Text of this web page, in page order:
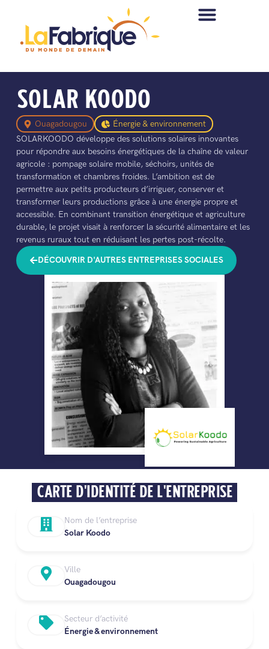
SOLAR KOODO
Ouagadougou
Énergie & environnement
SOLARKOODO développe des solutions solaires innovantes
pour répondre aux besoins énergétiques de la chaîne de valeur
agricole : pompage solaire mobile, séchoirs, unités de
transformation et chambres froides. L’ambition est de
permettre aux petits producteurs d’irriguer, conserver et
transformer leurs productions grâce à une énergie propre et
accessible. En combinant transition énergétique et agriculture
durable, le projet visait à renforcer la sécurité alimentaire et les
revenus ruraux tout en réduisant les pertes post-récolte.
DÉCOUVRIR D'AUTRES ENTREPRISES SOCIALES
CARTE D'IDENTITÉ DE L'ENTREPRISE
Nom de l’entreprise
Solar Koodo
Ville
Ouagadougou
Secteur d’activité
Énergie & environnement